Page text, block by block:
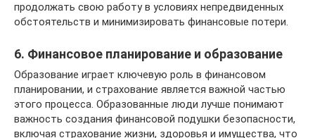
продолжать свою работу в условиях непредвиденных
обстоятельств и минимизировать финансовые потери.
6. Финансовое планирование и образование
Образование играет ключевую роль в финансовом
планировании, и страхование является важной частью
этого процесса. Образованные люди лучше понимают
важность создания финансовой подушки безопасности,
включая страхование жизни, здоровья и имущества, что